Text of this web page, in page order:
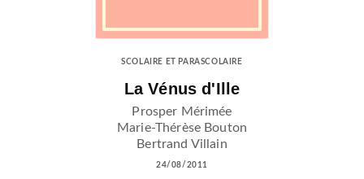
SCOLAIRE ET PARASCOLAIRE
La Vénus d'Ille
Prosper Mérimée
Marie-Thérèse Bouton
Bertrand Villain
24/08/2011